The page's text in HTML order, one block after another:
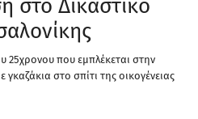
στο Δικαστικό
που εμπλέκεται στην
στο σπίτι της οικογένειας